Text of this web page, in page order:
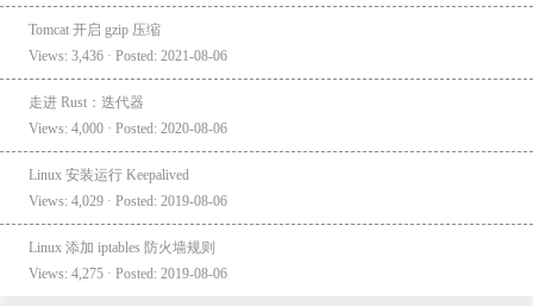
Tomcat 开启 gzip 压缩
Views: 3,436 · Posted: 2021-08-06
走进 Rust：迭代器
Views: 4,000 · Posted: 2020-08-06
Linux 安装运行 Keepalived
Views: 4,029 · Posted: 2019-08-06
Linux 添加 iptables 防火墙规则
Views: 4,275 · Posted: 2019-08-06